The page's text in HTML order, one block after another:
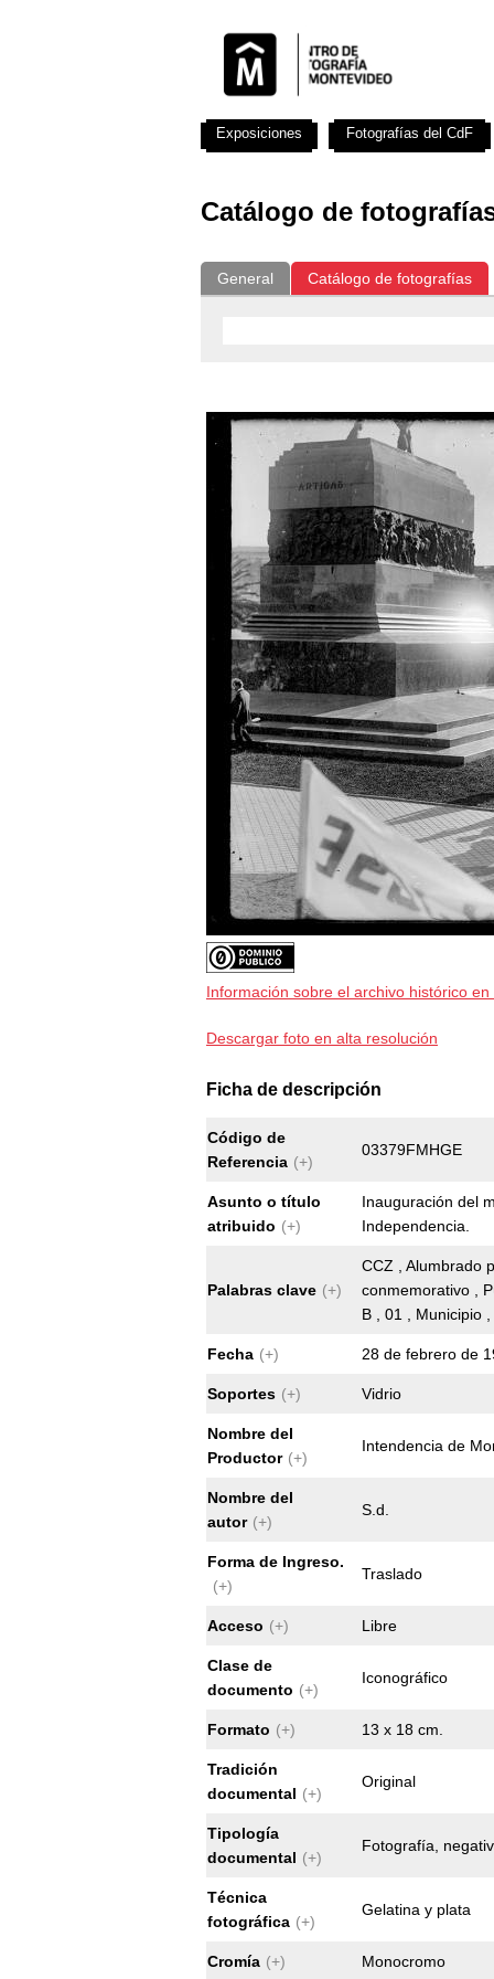
Catálogo de
General Catálogo de fotografías
Información sobre el archivo histórico
Descargar foto en alta resolución
Ficha de descripción
Código de
Referencia (+)
03379FMHGE
Asunto o título
atribuido (+)
Inauguración del
Independencia.
Palabras clave (+)
CCZ , Alumbrado
conmemorativo ,
B , 01 , Municipio
Fecha (+) 28 de febrero de
Soportes (+) Vidrio
Nombre del
Productor (+)
Intendencia de
Nombre del
autor (+)
S.d.
Forma de Ingreso.
(+)
Traslado
Acceso (+) Libre
Clase de
documento (+)
Iconográfico
Formato (+) 13 x 18 cm.
Tradición
documental (+)
Original
Tipología
documental (+)
Fotografía,
Técnica
fotográfica (+)
Gelatina y plata
Cromía (+) Monocromo
Exposiciones Fotografías del CdF